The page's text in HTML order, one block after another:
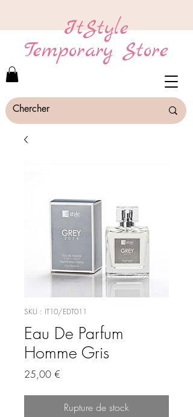
ItStyle
Temporary Store
SKU : IT10/EDT011
Eau De Parfum
Homme Gris
25,00 €
Rupture de stock